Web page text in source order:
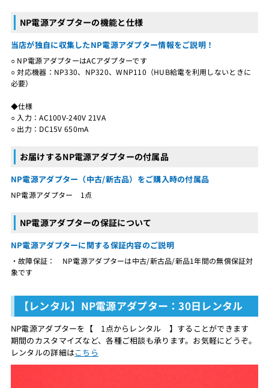
NP電源アダプターの機能と仕様
当店が独自に収集したNP電源アダプター情報をご説明！
○ NP電源アダプターはACアダプターです
○ 対応機器：NP330、NP320、WNP110（HUB給電を利用しないときに
必要）
◆仕様
○ 入力：AC100V-240V 21VA
○ 出力：DC15V 650mA
お届けするNP電源アダプターの付属品
NP電源アダプター（中古/新古品）をご購入時の付属品
NP電源アダプター 1点
NP電源アダプターの保証について
NP電源アダプターに関する保証内容のご説明
・故障保証： NP電源アダプターは中古/新古品/新品1年間の無償保証対
象です
【レンタル】NP電源アダプター：30日レンタル
NP電源アダプターを【 1点からレンタル 】することができます
期間のカスタマイズなど、各種ご相談も承ります。お気軽にどうぞ。
レンタルの詳細はこちら